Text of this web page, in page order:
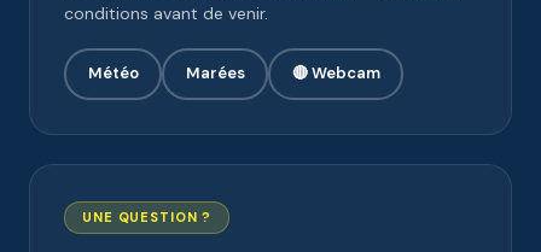
conditions avant de venir.
Météo Marées 🔴 Webcam
UNE QUESTION ?